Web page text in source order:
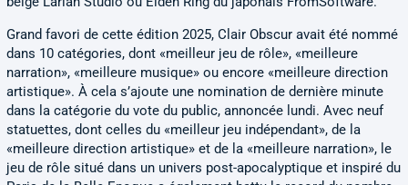
Grand favori de cette édition 2025, Clair Obscur avait été nommé
dans 10 catégories, dont «meilleur jeu de rôle», «meilleure
narration», «meilleure musique» ou encore «meilleure direction
artistique». À cela s’ajoute une nomination de dernière minute
dans la catégorie du vote du public, annoncée lundi. Avec neuf
statuettes, dont celles du «meilleur jeu indépendant», de la
«meilleure direction artistique» et de la «meilleure narration», le
jeu de rôle situé dans un univers post-apocalyptique et inspiré du